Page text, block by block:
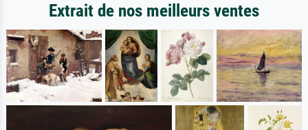
Extrait de nos meilleurs ventes